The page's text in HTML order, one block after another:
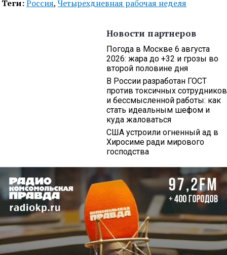
Теги:Россия, Четырехдневная рабочая неделя
Новости партнеров
Погода в Москве 6 августа
2026: жара до +32 и грозы во
второй половине дня
В России разработан ГОСТ
против токсичных сотрудников
и бессмысленной работы: как
стать идеальным шефом и
куда жаловаться
США устроили огненный ад в
Хиросиме ради мирового
господства